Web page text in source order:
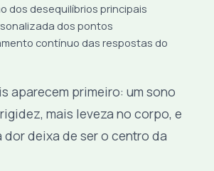
dos desequilíbrios principais
dos pontos
contínuo das respostas do
aparecem primeiro: um sono
mais leveza no corpo, e
dor deixa de ser o centro da